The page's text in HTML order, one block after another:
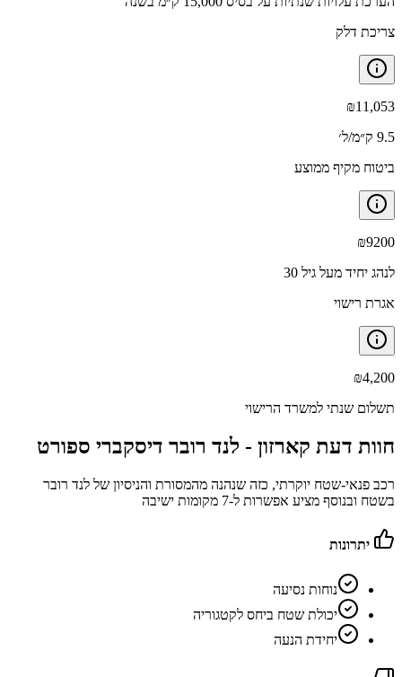
צריכת דלק
₪11,053
9.5 ק״מ/ל׳
ביטוח מקיף ממוצע
₪9200
לנהג יחיד מעל גיל 30
אגרת רישוי
₪4,200
תשלום שנתי למשרד הרישוי
חוות דעת קארזון - לנד רובר דיסקברי ספורט
רכב פנאי-שטח יוקרתי, כזה שנהנה מהמסורת והניסיון של לנד רובר
בשטח ובנוסף מציע אפשרות ל-7 מקומות ישיבה
יתרונות
נוחות נסיעה
יכולת שטח ביחס לקטגוריה
יחידת הנעה